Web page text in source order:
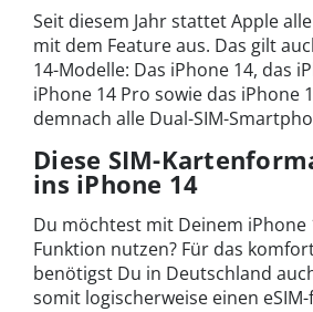
Seit diesem Jahr stattet Apple
mit dem Feature aus. Das gilt
14-Modelle: Das iPhone 14, das
iPhone 14 Pro sowie das iPhone
demnach alle Dual-SIM-
Diese SIM-
ins iPhone 14
Du möchtest mit Deinem iPhone
Funktion nutzen? Für das
benötigst Du in Deutschland
somit logischerweise einen